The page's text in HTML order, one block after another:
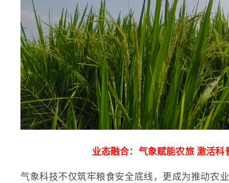
业态融合：气象赋能农旅 激活科
气象科技不仅筑牢粮食安全底线，更成为推动农